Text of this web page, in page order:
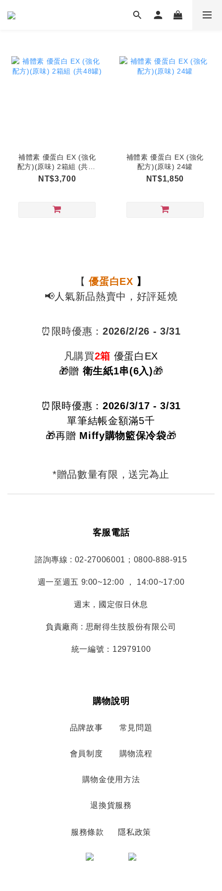
補體素 優蛋白 EX (強化
配方)(原味) 2箱組 (共48
罐)
NT$3,700
補體素 優蛋白 EX (強化
配方)(原味) 24罐
NT$1,850
【優蛋白EX 】
📢人氣新品熱賣中，好評延燒
⏰限時優惠：2026/2/26 - 3/31
凡購買2箱 優蛋白EX
🎁贈 衛生紙1串(6入)🎁
⏰限時優惠：2026/3/17 - 3/31
單筆結帳金額滿5千
🎁再贈 Miffy購物籃保冷袋🎁
*贈品數量有限，送完為止
客服電話
諮詢專線 : 02-27006001；0800-888-915
週一至週五 9:00~12:00 ， 14:00~17:00
週末，國定假日休息
負責廠商 : 思耐得生技股份有限公司
統一編號：12979100
購物說明
品牌故事 常見問題
會員制度 購物流程
購物金使用方法
退換貨服務
服務條款 隱私政策